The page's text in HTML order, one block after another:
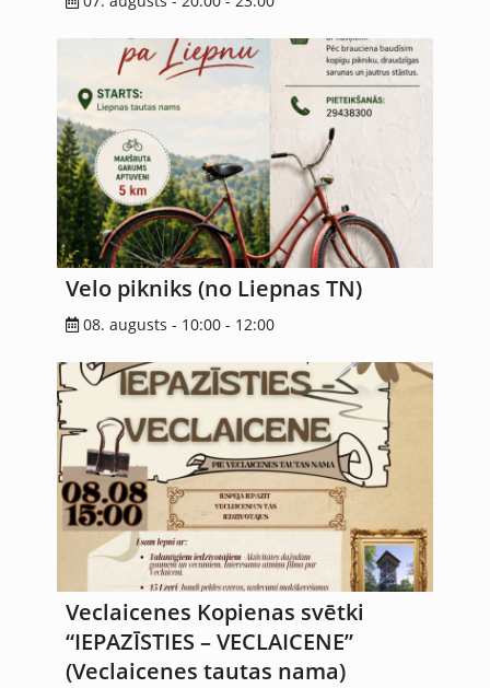
Velo pikniks (no Liepnas TN)
08. augusts - 10:00 - 12:00
Veclaicenes Kopienas svētki
“IEPAZĪSTIES – VECLAICENE”
(Veclaicenes tautas nama)